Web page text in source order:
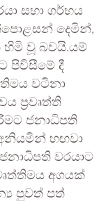
සභා ගර්භය
දෙමින්,
හිමි වූ බවයි.යම්
පිවිසීමේ දී
වටිනා
ප්‍රවෘත්ති
ජනාධිපති
අනියමින් හඟවා
වරයාට
අගයක්
පුවත් පත්